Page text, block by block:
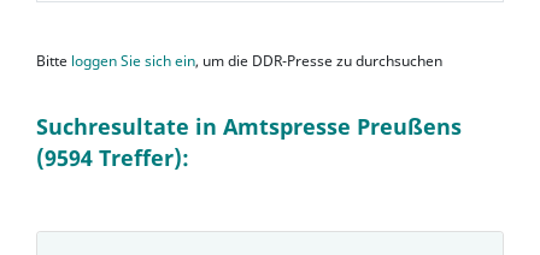
Bitte loggen Sie sich ein, um die DDR-Presse zu durchsuchen
Suchresultate in Amtspresse Preußens
(9594 Treffer):